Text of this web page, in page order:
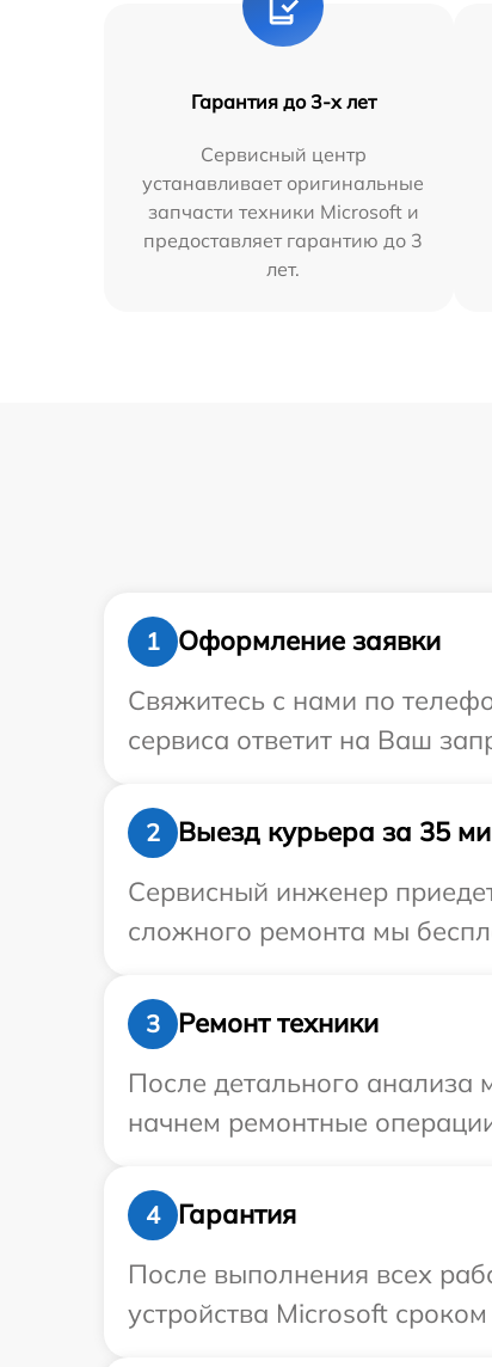
Гарантия до 3-х лет
Сервисный центр
устанавливает оригинальные
запчасти техники Microsoft и
предоставляет гарантию до 3
лет.
1
Оформление заявки
Свяжитесь с нами по
сервиса ответит на Ваш
2
Выезд курьера за 35
Сервисный инженер
сложного ремонта мы
3
Ремонт техники
После детального анализа
начнем ремонтные
4
Гарантия
После выполнения всех
устройства Microsoft